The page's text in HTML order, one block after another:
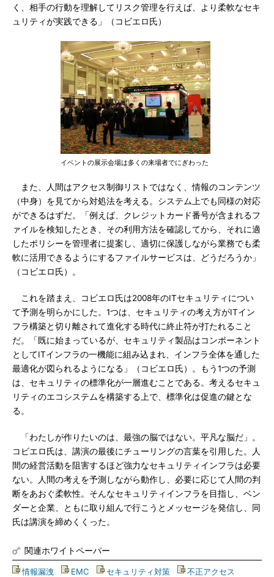
く、相手の行動を理解してリスク管理を行えば、より柔軟なセキ
ュリティが実践できる」（コビエロ氏）
イベントの展示会場は多くの来場者でにぎわった
また、人間はアクセス制御リストではなく、情報のコンテンツ
（中身）を見てから対処法を考える。システム上でも同様の対応
ができるはずだ。「例えば、クレジットカード番号が含まれるフ
ァイルを検知したとき、その利用方法を確認してから、それに適
したポリシーを管理者に提案し、適切に保護しながら業務でも柔
軟に活用できるようにするファイルサービスは、どうだろうか」
（コビエロ氏）。
これを踏まえ、コビエロ氏は2008年のITセキュリティについ
て予測を明らかにした。1つは、セキュリティの考え方がITイン
フラ構築と切り離されて進化する時代に終止符が打たれること
だ。「既に始まっているが、セキュリティ製品はコンポーネント
としてITインフラの一機能に組み込まれ、インフラ全体を通した
最適化が図られるようになる」（コビエロ氏）。もう1つの予測
は、セキュリティの標準化が一層進むことである。考えるセキュ
リティのエコシステムを構築する上で、標準化は促進の鍵とな
る。
「わたしが作りたいのは、最強の脳ではない。平凡な脳だ」。
コビエロ氏は、講演の最後にチューリングの言葉を引用した。人
間の経営活動を阻害するほど強力なセキュリティインフラは必要
ない。人間の考えを予測しながら動作し、必要に応じて人間の判
断をあおぐ柔軟性。そんなセキュリティインフラを目指し、ベン
ダーと企業、ともに取り組んで行こうとメッセージを発信し、同
氏は講演を締めくくった。
関連ホワイトペーパー
情報漏洩 EMC セキュリティ対策 不正アクセス